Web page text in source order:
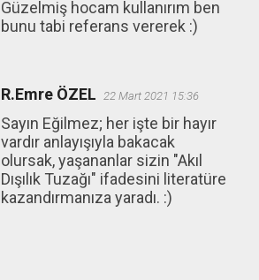
Güzelmiş hocam kullanırım ben
bunu tabi referans vererek :)
R.Emre ÖZEL 22 Mart 2021 15:36
Sayın Eğilmez; her işte bir hayır
vardır anlayışıyla bakacak
olursak, yaşananlar sizin "Akıl
Dışılık Tuzağı" ifadesini literatüre
kazandırmanıza yaradı. :)